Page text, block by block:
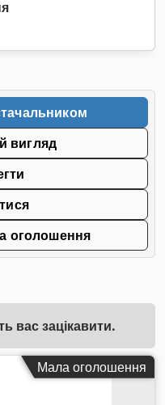
вигляд
оголошення
вас зацікавити.
Мала оголошення